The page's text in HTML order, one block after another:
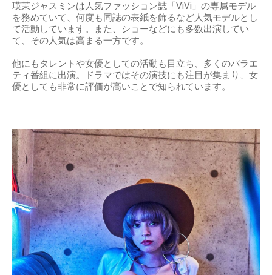
瑛茉ジャスミンは人気ファッション誌「ViVi」の専属モデル
を務めていて、何度も同誌の表紙を飾るなど人気モデルとし
て活動しています。また、ショーなどにも多数出演してい
て、その人気は高まる一方です。
他にもタレントや女優としての活動も目立ち、多くのバラエ
ティ番組に出演。ドラマではその演技にも注目が集まり、女
優としても非常に評価が高いことで知られています。